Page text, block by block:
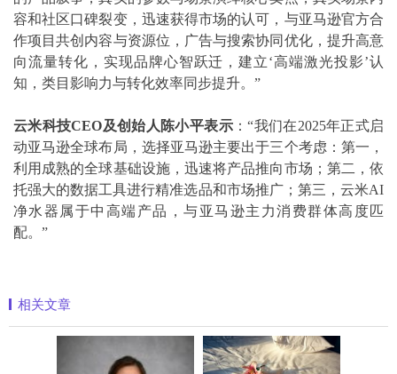
容和社区口碑裂变，迅速获得市场的认可，与亚马逊官方合
作项目共创内容与资源位，广告与搜索协同优化，提升高意
向流量转化，实现品牌心智跃迁，建立‘高端激光投影’认
知，类目影响力与转化效率同步提升。”
云米科技CEO及创始人陈小平表示：“我们在2025年正式启
动亚马逊全球布局，选择亚马逊主要出于三个考虑：第一，
利用成熟的全球基础设施，迅速将产品推向市场；第二，依
托强大的数据工具进行精准选品和市场推广；第三，云米AI
净水器属于中高端产品，与亚马逊主力消费群体高度匹
配。”
相关文章